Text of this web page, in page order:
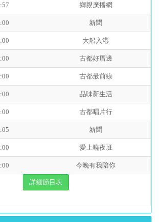
鄉親廣播網
新聞
大船入港
古都好厝邊
古都最前線
品味新生活
古都唱片行
新聞
愛上曉夜班
今晚有我陪你
詳細節目表